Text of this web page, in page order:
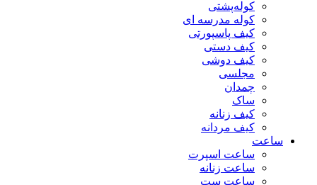
کوله‌پشتی
کوله مدرسه ای
کیف پاسپورتی
کیف دستی
کیف دوشی
مجلسی
چمدان
ساک
کیف زنانه
کیف مردانه
ساعت
ساعت اسپرت
ساعت زنانه
ساعت ست